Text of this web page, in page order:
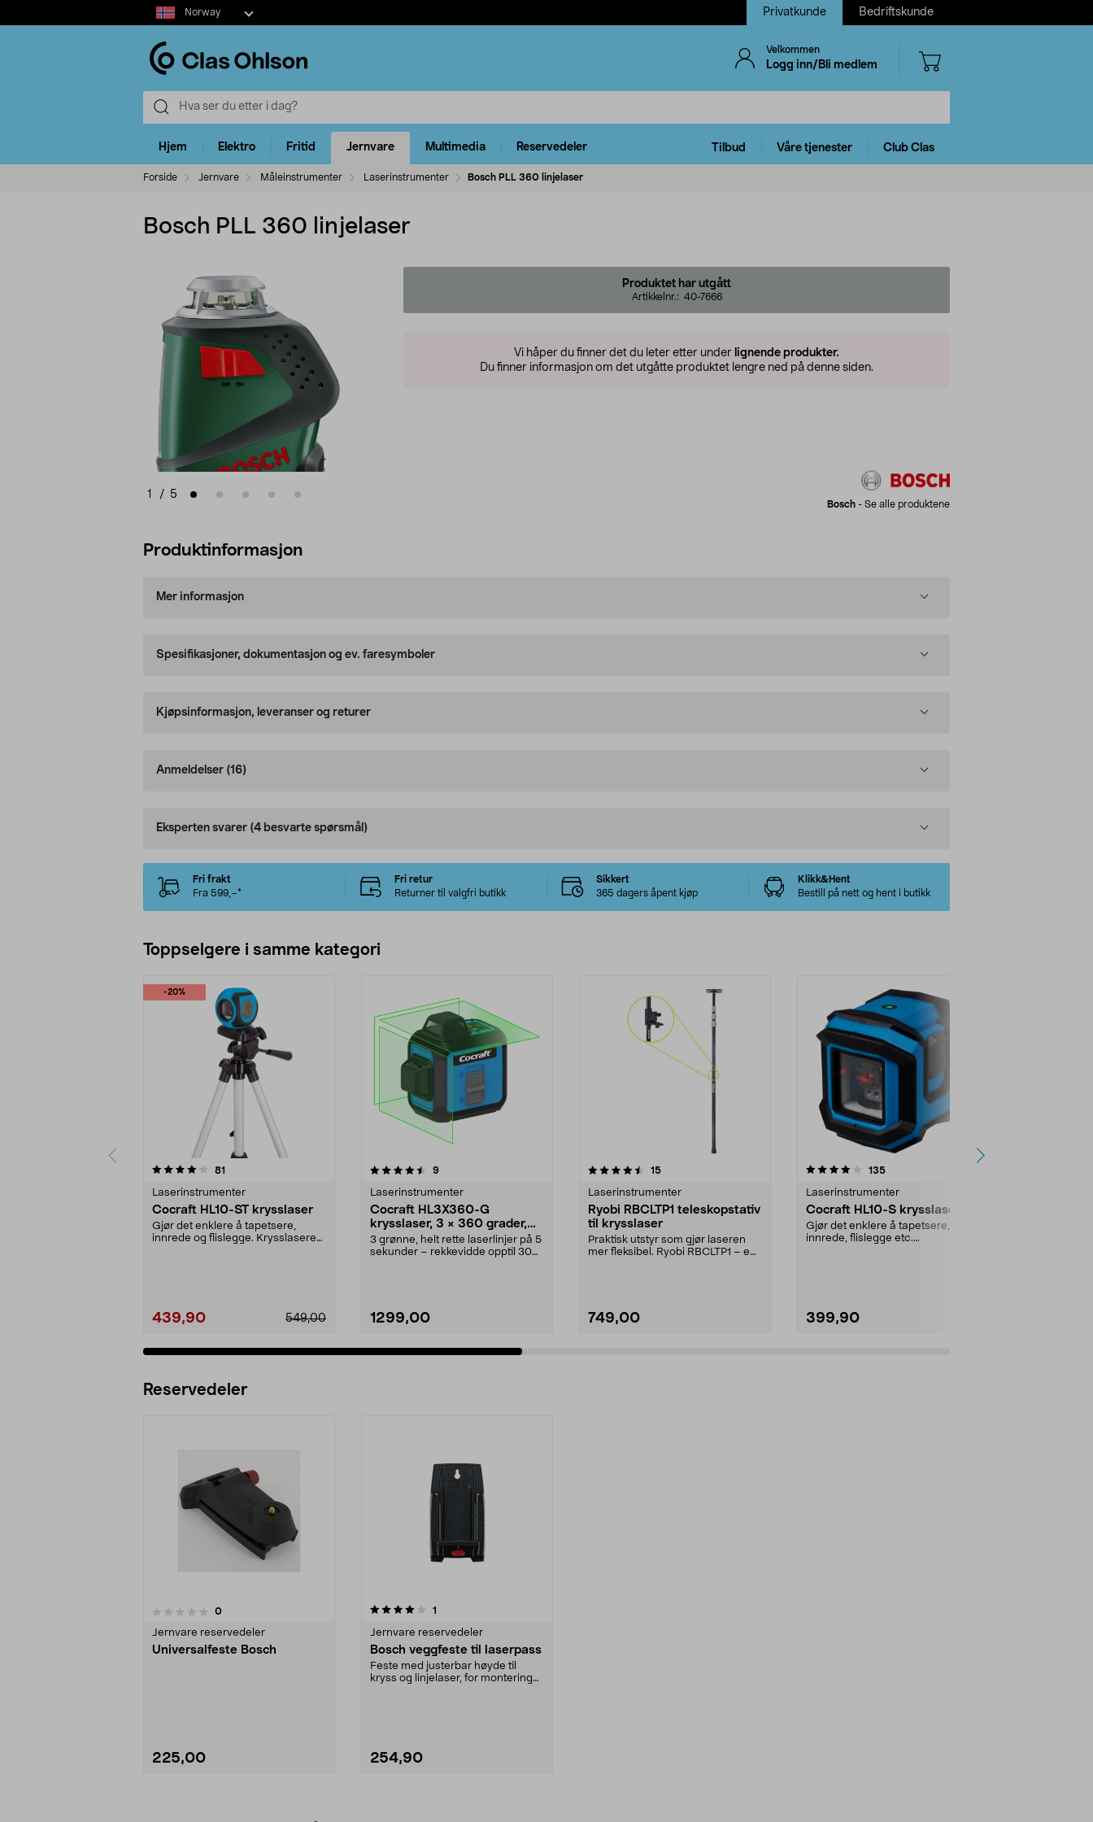
Select
market
Norway Privatkunde Bedriftskunde
Velkommen
Logg inn/Bli medlem
Hjem Elektro Fritid Jernvare Multimedia Reservedeler Tilbud Våre tjenester Club Clas
Forside Jernvare Måleinstrumenter Laserinstrumenter Bosch PLL 360 linjelaser
Bosch PLL 360 linjelaser
1 / 5
Produktet har utgått
Artikkelnr.: 40-7666
Vi håper du finner det du leter etter under lignende produkter.
Du finner informasjon om det utgåtte produktet lengre ned på denne siden.
Bosch - Se alle produktene
Produktinformasjon
Mer informasjon
Spesifikasjoner, dokumentasjon og ev. faresymboler
Kjøpsinformasjon, leveranser og returer
Anmeldelser (16)
Eksperten svarer (4 besvarte spørsmål)
Fri frakt
Fra 599,–*
Fri retur
Returner til valgfri butikk
Sikkert
365 dagers åpent kjøp
Klikk&Hent
Bestill på nett og hent i butikk
Toppselgere i samme kategori
-20%
81
Laserinstrumenter
Cocraft HL10-ST krysslaser
Gjør det enklere å tapetsere,
innrede og flislegge. Krysslaseren
439,90 549,00
4.5 av 5 stjerner 9anmeldelser
Laserinstrumenter
Cocraft HL3X360-G
krysslaser, 3 × 360 grader,
grønn
3 grønne, helt rette laserlinjer på 5
sekunder – rekkevidde opptil 30
1299,00
4.5 av 5 stjerner 15anmeldelser
Laserinstrumenter
Ryobi RBCLTP1 teleskopstativ
til krysslaser
Praktisk utstyr som gjør laseren
mer fleksibel. Ryobi RBCLTP1 – en
749,00
4.0 av 5 stjerner 135anmeldelser
Laserinstrumenter
Cocraft HL10-S krysslaser
Gjør det enklere å tapetsere,
innrede, flislegge etc.
399,90
4.5 av 5 stjerner
Reservedeler
0anmeldelser
Jernvare reservedeler
Universalfeste Bosch
225,00
4.0av 5 stjerner 1
Jernvare reservedeler
Bosch veggfeste til laserpass
Feste med justerbar høyde til
kryss og linjelaser, for montering
254,90